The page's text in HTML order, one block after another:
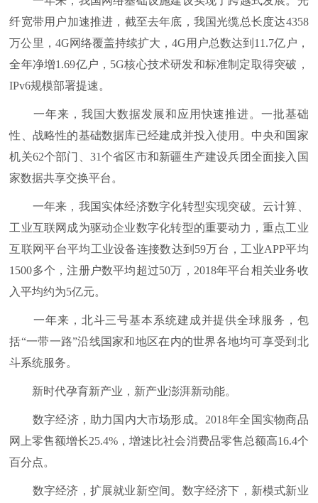
纤宽带用户加速推进，截至去年底，我国光缆总长度达4358
万公里，4G网络覆盖持续扩大，4G用户总数达到11.7亿户，
全年净增1.69亿户，5G核心技术研发和标准制定取得突破，
IPv6规模部署提速。
一年来，我国大数据发展和应用快速推进。一批基础
性、战略性的基础数据库已经建成并投入使用。中央和国家
机关62个部门、31个省区市和新疆生产建设兵团全面接入国
家数据共享交换平台。
一年来，我国实体经济数字化转型实现突破。云计算、
工业互联网成为驱动企业数字化转型的重要动力，重点工业
互联网平台平均工业设备连接数达到59万台，工业APP平均
1500多个，注册户数平均超过50万，2018年平台相关业务收
入平均约为5亿元。
一年来，北斗三号基本系统建成并提供全球服务，包
括“一带一路”沿线国家和地区在内的世界各地均可享受到北
斗系统服务。
新时代孕育新产业，新产业澎湃新动能。
数字经济，助力国内大市场形成。2018年全国实物商品
网上零售额增长25.4%，增速比社会消费品零售总额高16.4个
百分点。
数字经济，扩展就业新空间。数字经济下，新模式新业